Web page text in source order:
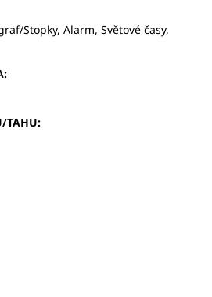
Stopky, Alarm, Světové časy,
:
TAHU: